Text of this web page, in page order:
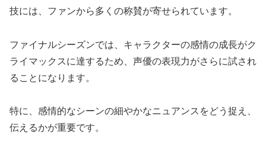
技には、ファンから多くの称賛が寄せられています。
ファイナルシーズンでは、キャラクターの感情の成長がク
ライマックスに達するため、声優の表現力がさらに試され
ることになります。
特に、感情的なシーンの細やかなニュアンスをどう捉え、
伝えるかが重要です。